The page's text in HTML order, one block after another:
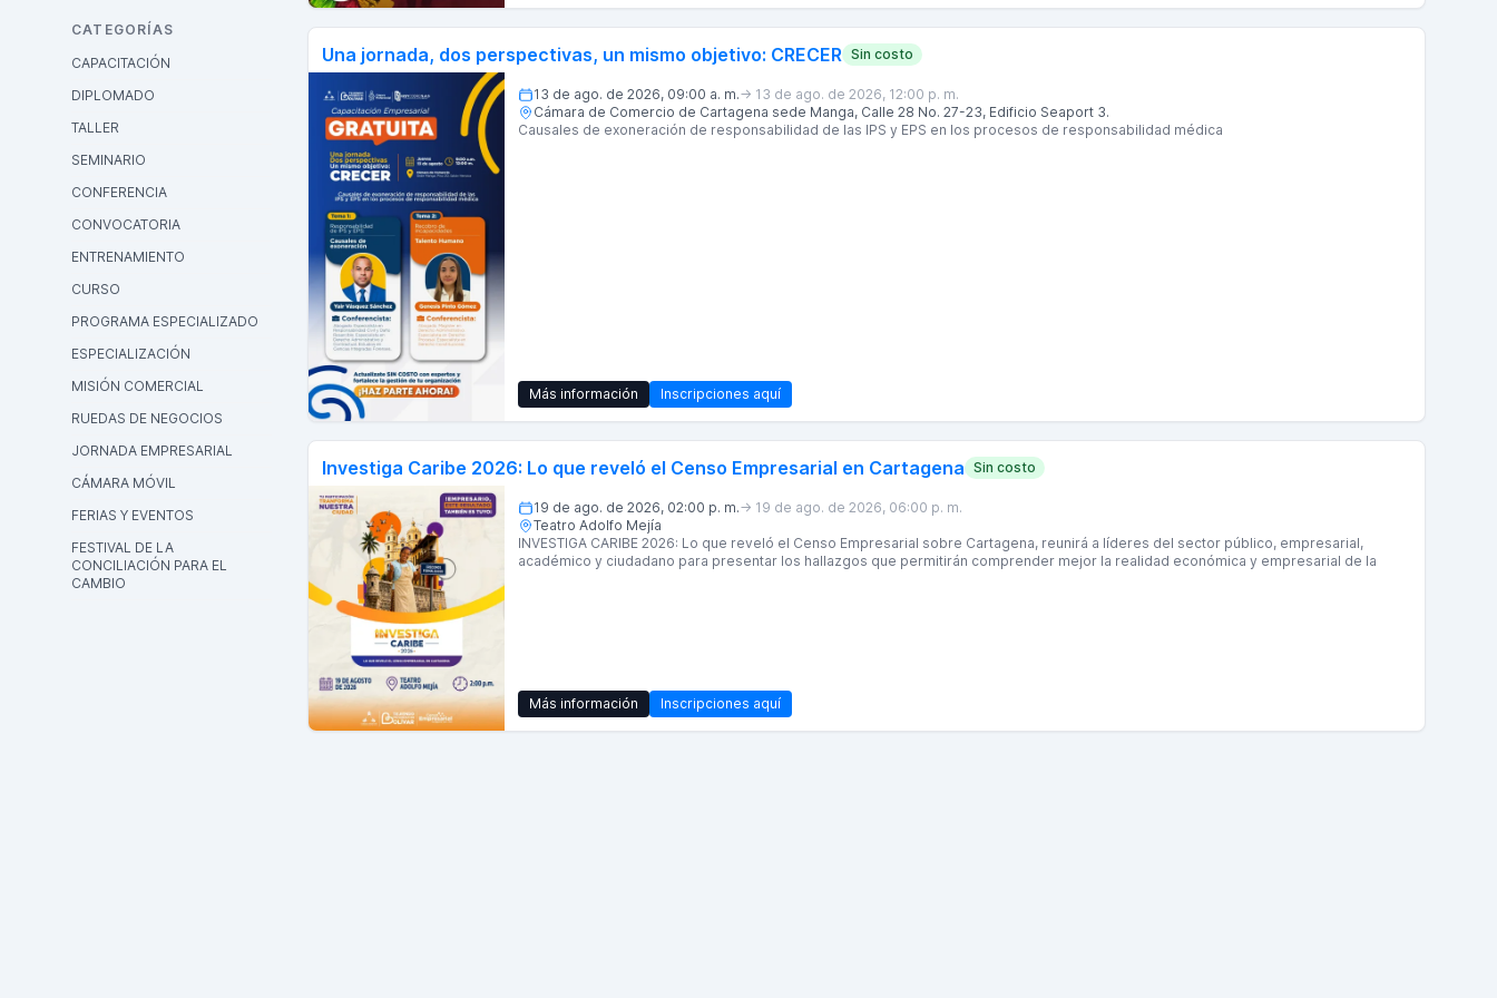
CATEGORÍAS
CAPACITACIÓN
DIPLOMADO
TALLER
SEMINARIO
CONFERENCIA
CONVOCATORIA
ENTRENAMIENTO
CURSO
PROGRAMA ESPECIALIZADO
ESPECIALIZACIÓN
MISIÓN COMERCIAL
RUEDAS DE NEGOCIOS
JORNADA EMPRESARIAL
CÁMARA MÓVIL
FERIAS Y EVENTOS
FESTIVAL DE LA
CONCILIACIÓN PARA EL
CAMBIO
Una jornada, dos perspectivas, un mismo objetivo: CRECER Sin costo
13 de ago. de 2026, 09:00 a. m.→ 13 de ago. de 2026, 12:00 p. m.
Cámara de Comercio de Cartagena sede Manga, Calle 28 No. 27-23, Edificio Seaport 3.
Causales de exoneración de responsabilidad de las IPS y EPS en los procesos de responsabilidad médica
Más información Inscripciones aquí
Investiga Caribe 2026: Lo que reveló el Censo Empresarial en Cartagena Sin costo
19 de ago. de 2026, 02:00 p. m.→ 19 de ago. de 2026, 06:00 p. m.
Teatro Adolfo Mejía
INVESTIGA CARIBE 2026: Lo que reveló el Censo Empresarial sobre Cartagena, reunirá a líderes del sector público, empresarial,
académico y ciudadano para presentar los hallazgos que permitirán comprender mejor la realidad económica y empresarial de la
Más información Inscripciones aquí